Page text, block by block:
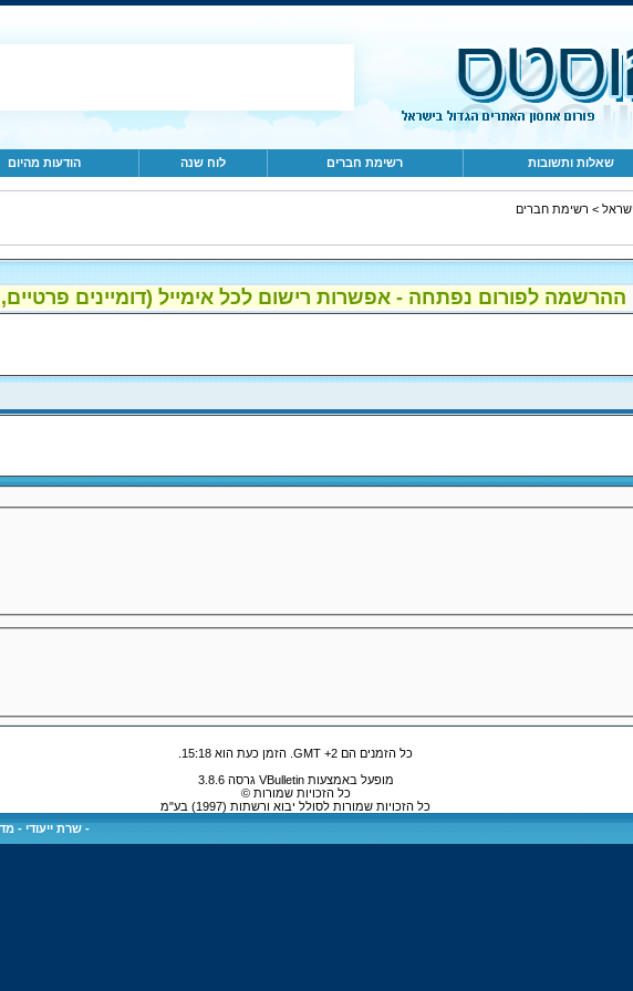
שאלות ותשובות רשימת חברים לוח שנה הודעות מהיום
> רשימת חברים
ההרשמה לפורום נפתחה - אפשרות רישום לכל אימייל (דומיינים פרטיים, gmail, הוטמייל..)!
כל הזמנים הם GMT +2. הזמן כעת הוא 15:18
.
מופעל באמצעות VBulletin גרסה 3.8.6
כל הזכויות שמורות ©
כל הזכויות שמורות לסולל יבוא ורשתות (1997) בע"מ
- שרת ייעודי -